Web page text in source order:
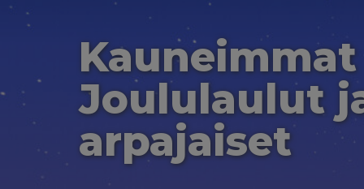
Kauneimmat
Joululaulut
arpajaiset